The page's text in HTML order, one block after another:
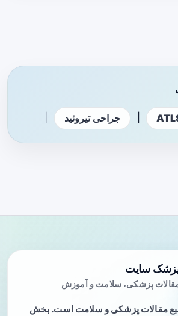
جراحی تیروئید
سایت
پزشکی، سلامت و آموزش
مقالات پزشکی و سلامت است. بخش